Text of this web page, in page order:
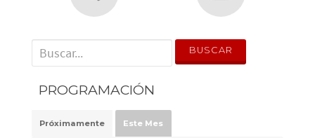
' . __('Search for:') . '
PROGRAMACIÓN
Próximamente Este Mes